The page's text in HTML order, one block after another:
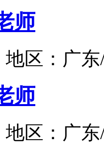
师
地区：广
师
地区：广